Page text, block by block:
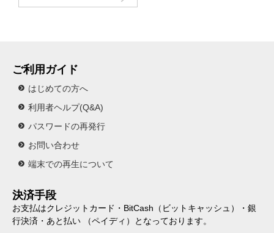
ご利用ガイド
はじめての方へ
利用者ヘルプ(Q&A)
パスワードの再発行
お問い合わせ
端末での再生について
決済手段
お支払はクレジットカード・BitCash（ビットキャッシュ）・銀
行決済・あと払い （ペイディ）となっております。